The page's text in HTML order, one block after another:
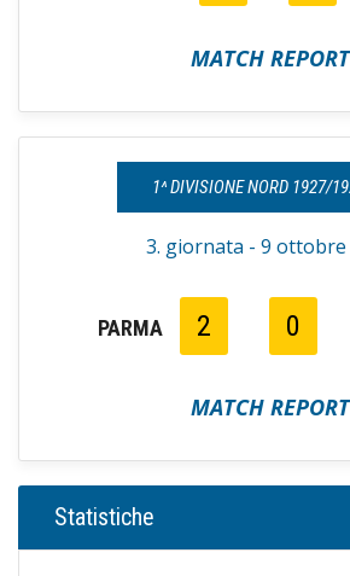
MATCH REPORT
1^ DIVISIONE NORD 1927/
3. giornata - 9 ottobre
PARMA 2 0
MATCH REPORT
Statistiche